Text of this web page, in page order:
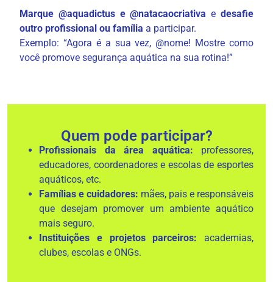
Marque @aquadictus e @natacaocriativa edesafie
outro profissional ou família a participar.
Exemplo: “Agora é a sua vez, @nome! Mostre como
você promove segurança aquática na sua rotina!”
Quem pode participar?
Profissionais da área aquática: professores,
educadores, coordenadores e escolas de esportes
aquáticos, etc.
Famílias e cuidadores: mães, pais e responsáveis
que desejam promover um ambiente aquático
mais seguro.
Instituições e projetos parceiros: academias,
clubes, escolas e ONGs.